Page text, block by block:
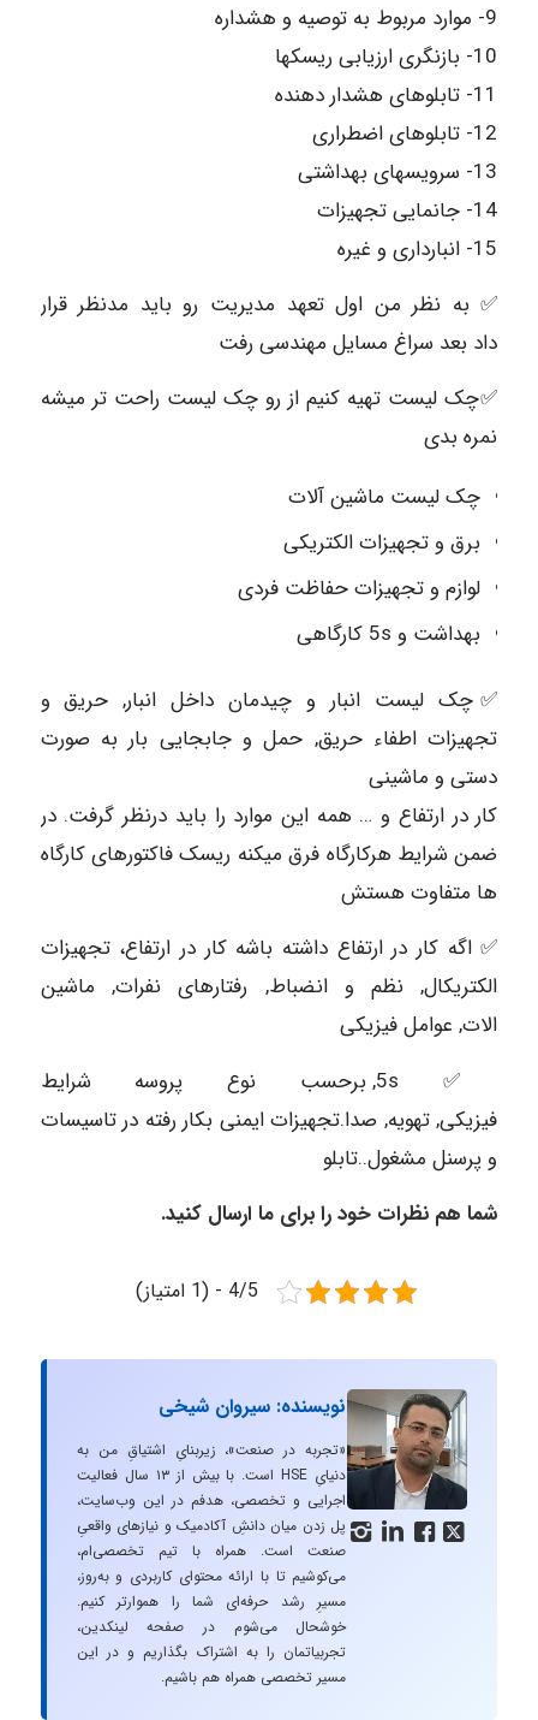
9- موارد مربوط به توصیه و هشداره
10- بازنگری ارزیابی ریسکها
11- تابلوهای هشدار دهنده
12- تابلوهای اضطراری
13- سرویسهای بهداشتی
14- جانمایی تجهیزات
15- انبارداری و غیره
✅ به نظر من اول تعهد مدیریت رو باید مدنظر قرار
داد بعد سراغ مسایل مهندسی رفت
✅چک لیست تهیه کنیم از رو چک لیست راحت تر میشه
نمره بدی
چک لیست ماشین آلات
برق و تجهیزات الکتریکی
لوازم و تجهیزات حفاظت فردی
بهداشت و 5s کارگاهی
✅چک لیست انبار و چیدمان داخل انبار, حریق و
تجهیزات اطفاء حریق, حمل و جابجایی بار به صورت
دستی و ماشینی
کار در ارتفاع و … همه این موارد را باید درنظر گرفت. در
ضمن شرایط هرکارگاه فرق میکنه ریسک فاکتورهای کارگاه
ها متفاوت هستش
✅ اگه کار در ارتفاع داشته باشه کار در ارتفاع، تجهیزات
الکتریکال, نظم و انضباط, رفتارهای نفرات, ماشین
الات, عوامل فیزیکی
✅ 5s, برحسب نوع پروسه شرایط
فیزیکی, تهویه, صدا.تجهیزات ایمنی بکار رفته در تاسیسات
و پرسنل مشغول..تابلو
شما هم نظرات خود را برای ما ارسال کنید.
4/5 - (1 امتیاز)
   
نویسنده: سیروان شیخی
«تجربه در صنعت»، زیربنایِ اشتیاقِ من به
دنیایِ HSE است. با بیش از ۱۳ سال فعالیت
اجرایی و تخصصی، هدفم در این وب‌سایت،
پل زدن میان دانشِ آکادمیک و نیازهای واقعیِ
صنعت است. همراه با تیم تخصصی‌ام،
می‌کوشیم تا با ارائه محتوای کاربردی و به‌روز،
مسیرِ رشد حرفه‌ای شما را هموارتر کنیم.
خوشحال می‌شوم در صفحه لینکدین،
تجربیاتمان را به اشتراک بگذاریم و در این
مسیر تخصصی همراه هم باشیم.